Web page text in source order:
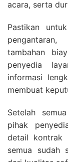
acara, serta
Pastikan
tambahan
penyedia
informasi
membuat
Setelah
pihak
detail kontrak
semua sudah